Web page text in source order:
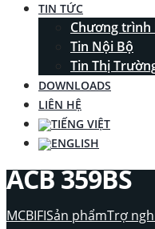
TIN TỨC
Chương
Tin Nội Bộ
Tin Thị
DOWNLOADS
LIÊN HỆ
ACB 359BS
MCBIFISản phẩmTrợ